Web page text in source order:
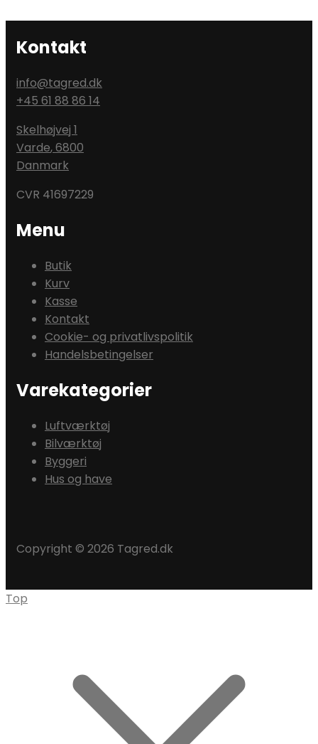
Kontakt
info@tagred.dk
+45 61 88 86 14
Skelhøjvej 1
Varde,6800
Danmark
CVR 41697229
Menu
Butik
Kurv
Kasse
Kontakt
Cookie- og privatlivspolitik
Handelsbetingelser
Varekategorier
Luftværktøj
Bilværktøj
Byggeri
Hus og have
Copyright © 2026 Tagred.dk
Top